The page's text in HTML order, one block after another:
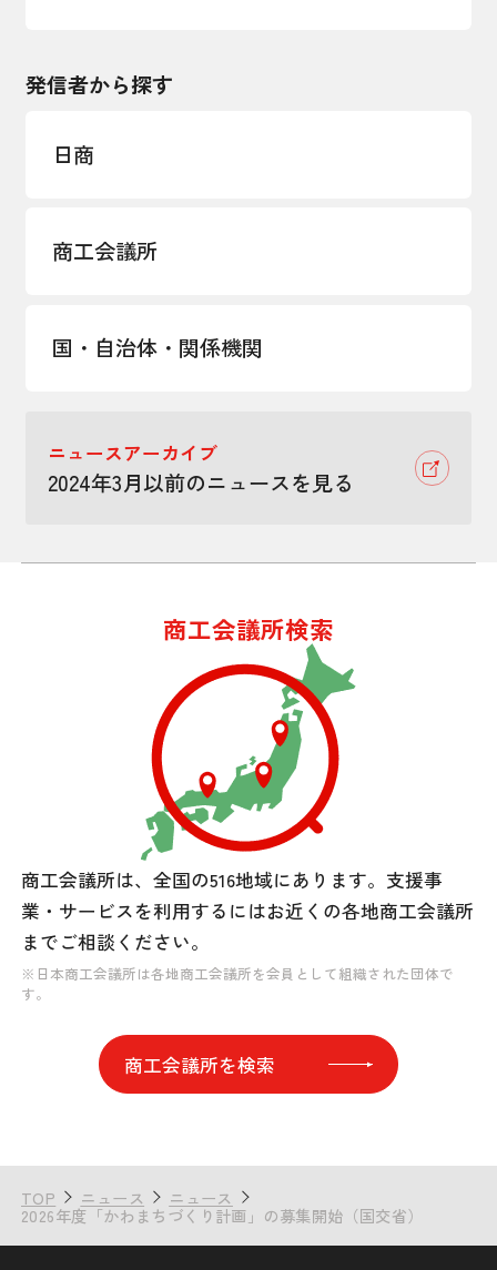
発信者から探す
日商
商工会議所
国・自治体・関係機関
ニュースアーカイブ
2024年3月以前のニュースを見る
商工会議所検索
商工会議所は、全国の516地域にあります。 支援事
業・サービスを利用するにはお近くの各地商工会議所
までご相談ください。
※日本商工会議所は各地商工会議所を会員として組織された団体で
す。
商工会議所を検索
TOP ニュース ニュース
2026年度「かわまちづくり計画」の募集開始（国交省）